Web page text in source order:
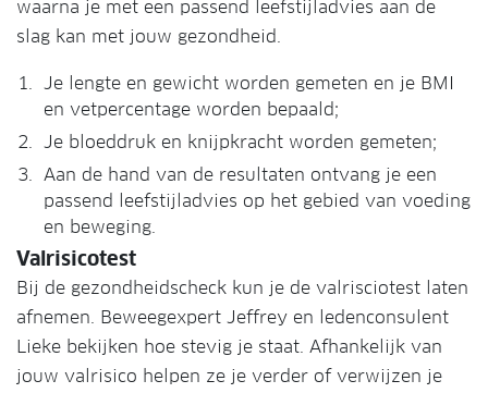
waarna je met een passend leefstijladvies aan de
slag kan met jouw gezondheid.
Je lengte en gewicht worden gemeten en je BMI
en vetpercentage worden bepaald;
Je bloeddruk en knijpkracht worden gemeten;
Aan de hand van de resultaten ontvang je een
passend leefstijladvies op het gebied van voeding
en beweging.
Valrisicotest
Bij de gezondheidscheck kun je de valrisciotest laten
afnemen. Beweegexpert Jeffrey en ledenconsulent
Lieke bekijken hoe stevig je staat. Afhankelijk van
jouw valrisico helpen ze je verder of verwijzen je